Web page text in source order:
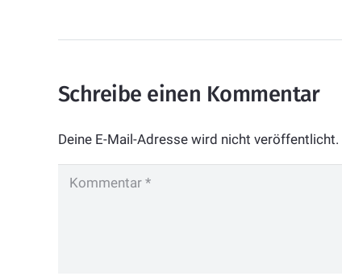
Schreibe einen Kommentar
Deine E-Mail-Adresse wird nicht veröffentlicht.